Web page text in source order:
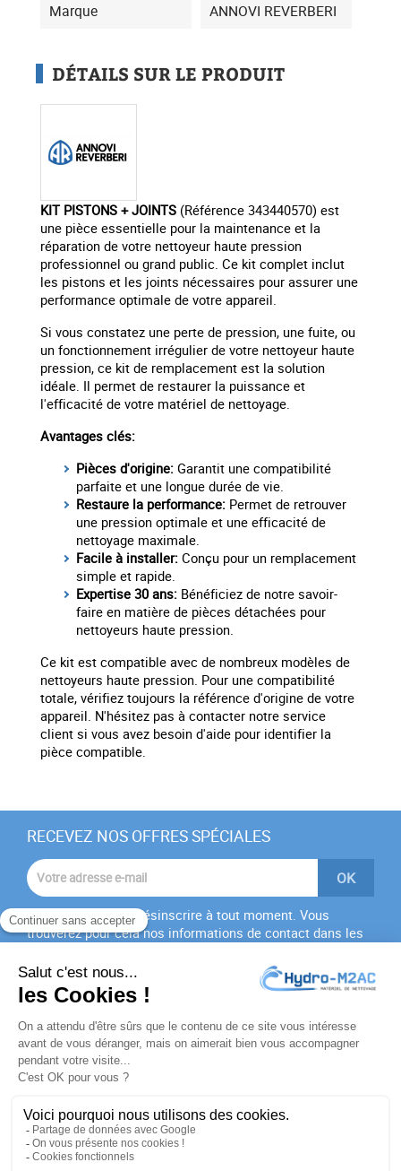
Marque ANNOVI REVERBERI
DÉTAILS SUR LE PRODUIT
KIT PISTONS + JOINTS (Référence 343440570) est
une pièce essentielle pour la maintenance et la
réparation de votre nettoyeur haute pression
professionnel ou grand public. Ce kit complet inclut
les pistons et les joints nécessaires pour assurer une
performance optimale de votre appareil.
Si vous constatez une perte de pression, une fuite, ou
un fonctionnement irrégulier de votre nettoyeur haute
pression, ce kit de remplacement est la solution
idéale. Il permet de restaurer la puissance et
l'efficacité de votre matériel de nettoyage.
Avantages clés:
Pièces d'origine: Garantit une compatibilité
parfaite et une longue durée de vie.
Restaure la performance: Permet de retrouver
une pression optimale et une efficacité de
nettoyage maximale.
Facile à installer: Conçu pour un remplacement
simple et rapide.
Expertise 30 ans: Bénéficiez de notre savoir-
faire en matière de pièces détachées pour
nettoyeurs haute pression.
Ce kit est compatible avec de nombreux modèles de
nettoyeurs haute pression. Pour une compatibilité
totale, vérifiez toujours la référence d'origine de votre
appareil. N'hésitez pas à contacter notre service
client si vous avez besoin d'aide pour identifier la
pièce compatible.
RECEVEZ NOS OFFRES SPÉCIALES
Vous pouvez vous désinscrire à tout moment. Vous
trouverez pour cela nos informations de contact dans les
J'accepte lesconditions générales
politique de
confidentialité
PRODUITS
NOTRE SOCIÉTÉ
VOTRE COMPTE